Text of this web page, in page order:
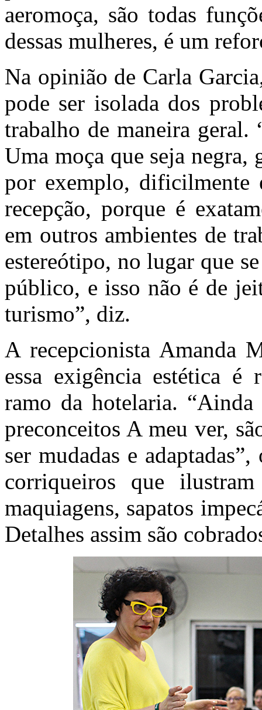
aeromoça, são todas
dessas mulheres, é um
Na opinião de Carla
pode ser isolada dos
trabalho de maneira geral.
Uma moça que seja negra,
por exemplo, dificilmente
recepção, porque é
em outros ambientes de
estereótipo, no lugar que
público, e isso não é de
turismo”, diz.
A recepcionista Amanda
essa exigência estética
ramo da hotelaria.
preconceitos A meu ver,
ser mudadas e
corriqueiros que
maquiagens, sapatos
Detalhes assim são